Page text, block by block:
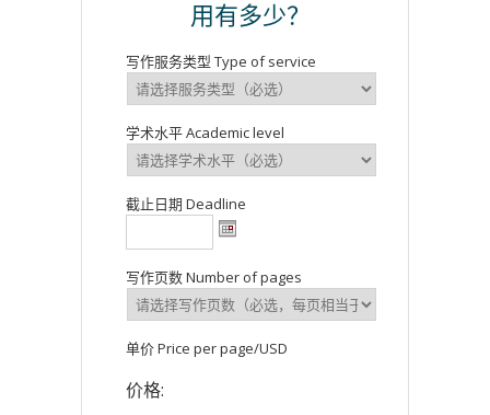
用有多少？
写作服务类型 Type of service
学术水平 Academic level
截止日期 Deadline
写作页数 Number of pages
单价 Price per page/USD
价格: